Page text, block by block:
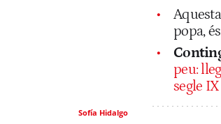
popa,
peu:
segle IX
Sofía Hidalgo